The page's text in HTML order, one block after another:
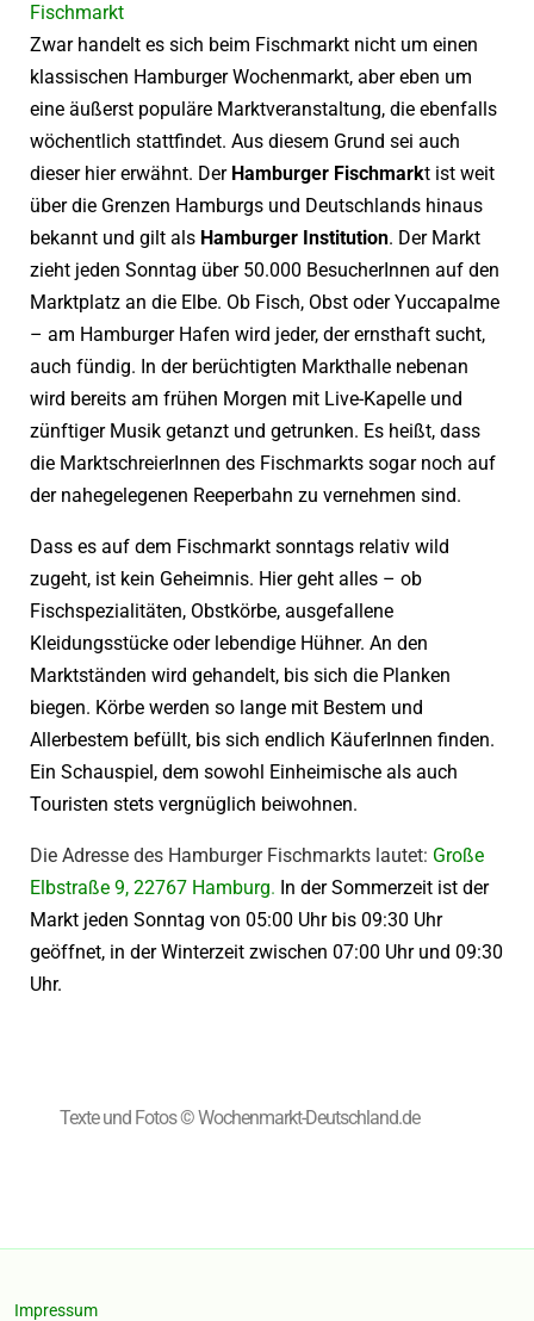
Fischmarkt
Zwar handelt es sich beim Fischmarkt nicht um einen
klassischen Hamburger Wochenmarkt, aber eben um
eine äußerst populäre Marktveranstaltung, die ebenfalls
wöchentlich stattfindet. Aus diesem Grund sei auch
dieser hier erwähnt. Der Hamburger Fischmarkt ist weit
über die Grenzen Hamburgs und Deutschlands hinaus
bekannt und gilt als Hamburger Institution. Der Markt
zieht jeden Sonntag über 50.000 BesucherInnen auf den
Marktplatz an die Elbe. Ob Fisch, Obst oder Yuccapalme
– am Hamburger Hafen wird jeder, der ernsthaft sucht,
auch fündig. In der berüchtigten Markthalle nebenan
wird bereits am frühen Morgen mit Live-Kapelle und
zünftiger Musik getanzt und getrunken. Es heißt, dass
die MarktschreierInnen des Fischmarkts sogar noch auf
der nahegelegenen Reeperbahn zu vernehmen sind.
Dass es auf dem Fischmarkt sonntags relativ wild
zugeht, ist kein Geheimnis. Hier geht alles – ob
Fischspezialitäten, Obstkörbe, ausgefallene
Kleidungsstücke oder lebendige Hühner. An den
Marktständen wird gehandelt, bis sich die Planken
biegen. Körbe werden so lange mit Bestem und
Allerbestem befüllt, bis sich endlich KäuferInnen finden.
Ein Schauspiel, dem sowohl Einheimische als auch
Touristen stets vergnüglich beiwohnen.
Die Adresse des Hamburger Fischmarkts lautet: Große
Elbstraße 9, 22767 Hamburg. In der Sommerzeit ist der
Markt jeden Sonntag von 05:00 Uhr bis 09:30 Uhr
geöffnet, in der Winterzeit zwischen 07:00 Uhr und 09:30
Uhr.
Texte und Fotos © Wochenmarkt-Deutschland.de
Impressum